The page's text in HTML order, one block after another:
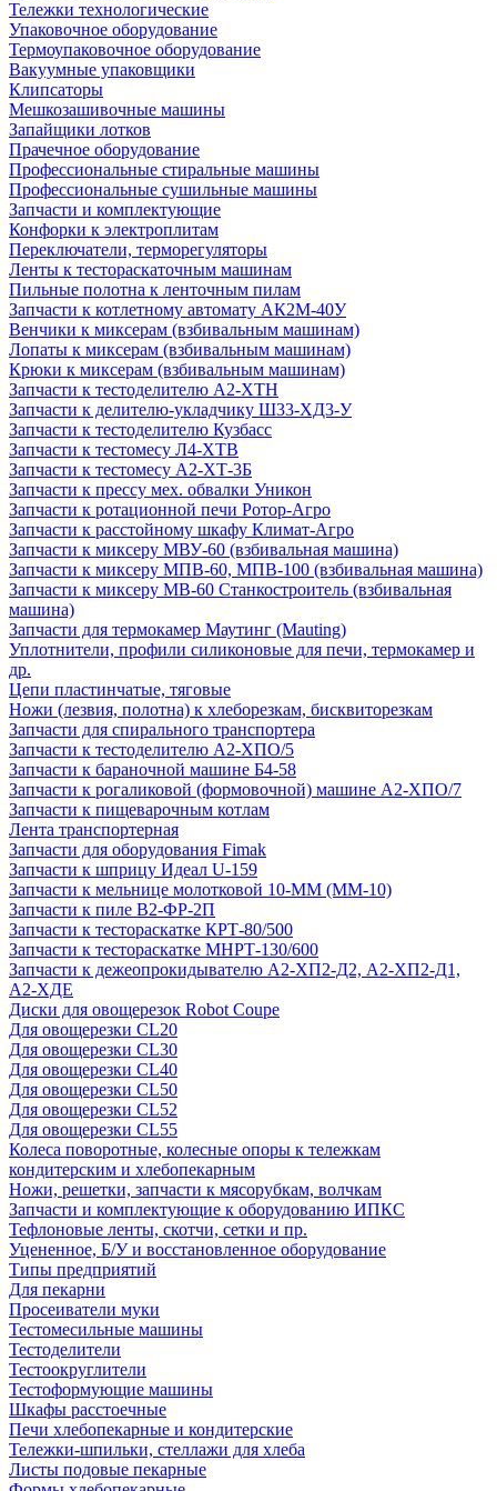
Тележки технологические
Упаковочное оборудование
Термоупаковочное оборудование
Вакуумные упаковщики
Клипсаторы
Мешкозашивочные машины
Запайщики лотков
Прачечное оборудование
Профессиональные стиральные машины
Профессиональные сушильные машины
Запчасти и комплектующие
Конфорки к электроплитам
Переключатели, терморегуляторы
Ленты к тестораскаточным машинам
Пильные полотна к ленточным пилам
Запчасти к котлетному автомату АК2М-40У
Венчики к миксерам (взбивальным машинам)
Лопаты к миксерам (взбивальным машинам)
Крюки к миксерам (взбивальным машинам)
Запчасти к тестоделителю А2-ХТН
Запчасти к делителю-укладчику Ш33-ХД3-У
Запчасти к тестоделителю Кузбасс
Запчасти к тестомесу Л4-ХТВ
Запчасти к тестомесу А2-ХТ-3Б
Запчасти к прессу мех. обвалки Уникон
Запчасти к ротационной печи Ротор-Агро
Запчасти к расстойному шкафу Климат-Агро
Запчасти к миксеру МВУ-60 (взбивальная машина)
Запчасти к миксеру МПВ-60, МПВ-100 (взбивальная машина)
Запчасти к миксеру МВ-60 Станкостроитель (взбивальная
машина)
Запчасти для термокамер Маутинг (Mauting)
Уплотнители, профили силиконовые для печи, термокамер и
др.
Цепи пластинчатые, тяговые
Ножи (лезвия, полотна) к хлеборезкам, бисквиторезкам
Запчасти для спирального транспортера
Запчасти к тестоделителю А2-ХПО/5
Запчасти к бараночной машине Б4-58
Запчасти к рогаликовой (формовочной) машине А2-ХПО/7
Запчасти к пищеварочным котлам
Лента транспортерная
Запчасти для оборудования Fimak
Запчасти к шприцу Идеал U-159
Запчасти к мельнице молотковой 10-ММ (ММ-10)
Запчасти к пиле В2-ФР-2П
Запчасти к тестораскатке КРТ-80/500
Запчасти к тестораскатке МНРТ-130/600
Запчасти к деже­опрокидывателю А2-ХП2-Д2, А2-ХП2-Д1,
А2-ХДЕ
Диски для овощерезок Robot Coupe
Для овощерезки CL20
Для овощерезки CL30
Для овощерезки CL40
Для овощерезки CL50
Для овощерезки CL52
Для овощерезки CL55
Колеса поворотные, колесные опоры к тележкам
кондитерским и хлебопекарным
Ножи, решетки, запчасти к мясорубкам, волчкам
Запчасти и комплектующие к оборудованию ИПКС
Тефлоновые ленты, скотчи, сетки и пр.
Уцененное, Б/У и восстановленное оборудование
Типы предприятий
Для пекарни
Просеиватели муки
Тестомесильные машины
Тестоделители
Тестоокруглители
Тестоформующие машины
Шкафы расстоечные
Печи хлебопекарные и кондитерские
Тележки-шпильки, стеллажи для хлеба
Листы подовые пекарные